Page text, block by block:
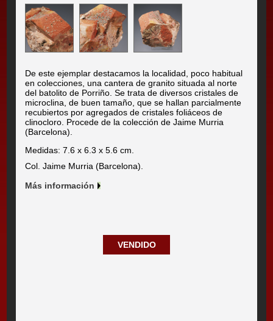
De este ejemplar destacamos la localidad, poco habitual
en colecciones, una cantera de granito situada al norte
del batolito de Porriño. Se trata de diversos cristales de
microclina, de buen tamaño, que se hallan parcialmente
recubiertos por agregados de cristales foliáceos de
clinocloro. Procede de la colección de Jaime Murria
(Barcelona).
Medidas: 7.6 x 6.3 x 5.6 cm.
Col. Jaime Murria (Barcelona).
Más información
VENDIDO